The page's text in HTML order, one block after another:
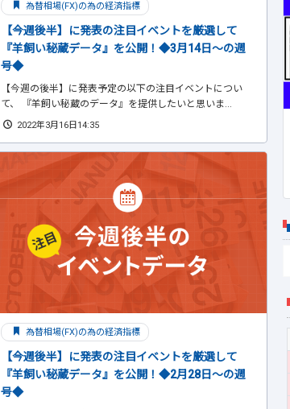
為替相場(FX)の為の経済指標
【今週後半】に発表の注目イベントを厳選して
『羊飼い秘蔵データ』を公開！◆3月14日～の週
号◆
【今週の後半】に発表予定の以下の注目イベントについ
て、 『羊飼い秘蔵のデータ』を提供したいと思いま...
2022年3月16日14:35
為替相場(FX)の為の経済指標
【今週後半】に発表の注目イベントを厳選して
『羊飼い秘蔵データ』を公開！◆2月28日～の週
号◆